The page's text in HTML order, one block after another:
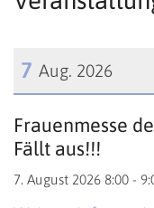
7 Aug. 2026
Datum: 7. August
Frauenmesse
Fällt aus!!!
7. August 2026 8:00 -